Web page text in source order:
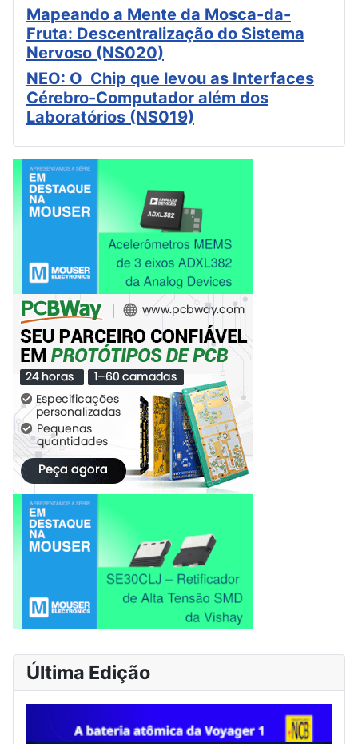
Mapeando a Mente da Mosca-da-
Fruta: Descentralização do Sistema
Nervoso (NS020)
NEO: O Chip que levou as Interfaces
Cérebro-Computador além dos
Laboratórios (NS019)
Última Edição